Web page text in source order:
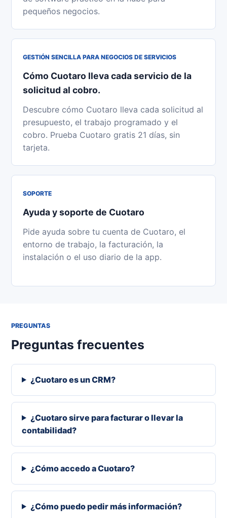
pequeños negocios.
GESTIÓN SENCILLA PARA NEGOCIOS DE SERVICIOS
Cómo Cuotaro lleva cada servicio de la
solicitud al cobro.
Descubre cómo Cuotaro lleva cada solicitud al
presupuesto, el trabajo programado y el
cobro. Prueba Cuotaro gratis 21 días, sin
tarjeta.
SOPORTE
Ayuda y soporte de Cuotaro
Pide ayuda sobre tu cuenta de Cuotaro, el
entorno de trabajo, la facturación, la
instalación o el uso diario de la app.
PREGUNTAS
Preguntas frecuentes
¿Cuotaro es un CRM?
¿Cuotaro sirve para facturar o llevar la
contabilidad?
¿Cómo accedo a Cuotaro?
¿Cómo puedo pedir más información?